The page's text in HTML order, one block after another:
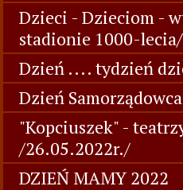
Dzieci - Dzieciom -
stadionie 1000-
Dzień .... tydzień
Dzień
"Kopciuszek" -
/26.05.2022r./
DZIEŃ MAMY 2022